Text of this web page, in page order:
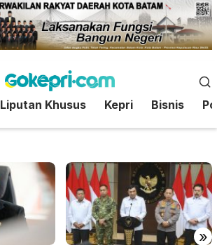
Liputan Khusus Kepri Bisnis
»